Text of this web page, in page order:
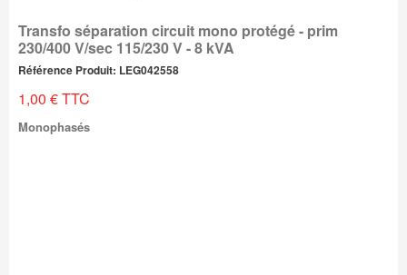
Transfo séparation circuit mono protégé - prim
230/400 V/sec 115/230 V - 8 kVA
Référence Produit: LEG042558
1,00 € TTC
Monophasés